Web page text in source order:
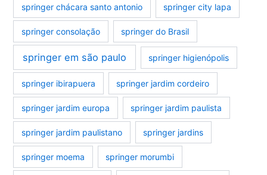
springer chácara santo antonio springer city lapa
springer consolação springer do Brasil
springer em são paulo springer higienópolis
springer ibirapuera springer jardim cordeiro
springer jardim europa springer jardim paulista
springer jardim paulistano springer jardins
springer moema springer morumbi